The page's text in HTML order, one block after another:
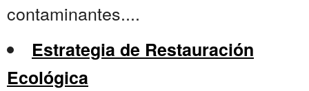
contaminantes....
Estrategia de Restauración
Ecológica